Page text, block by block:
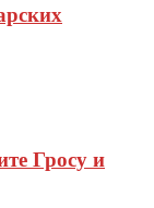
Гросу и